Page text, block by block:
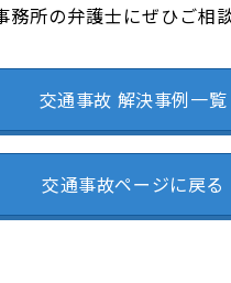
務所の弁護士にぜひご相
交通事故 解決事例一覧
交通事故ページに戻る